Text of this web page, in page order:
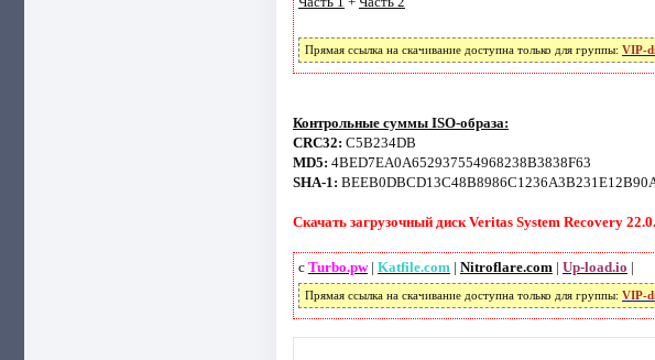
Прямая ссылка на скачивание доступна только для группы: VIP-
Контрольные суммы ISO-образа:
CRC32: C5B234DB
MD5: 4BED7EA0A652937554968238B3838F63
SHA-1:
Скачать загрузочный диск Veritas System Recovery
с Turbo.pw| Katfile.com | Nitroflare.com | Up-load.io |
Прямая ссылка на скачивание доступна только для группы: VIP-